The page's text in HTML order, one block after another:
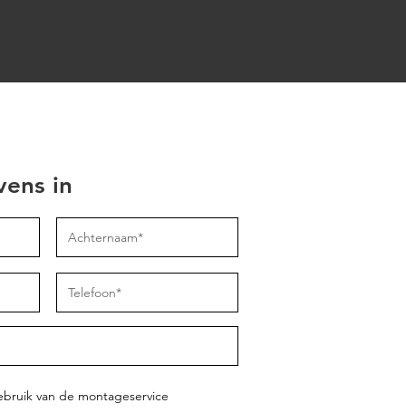
in
van de montageservice